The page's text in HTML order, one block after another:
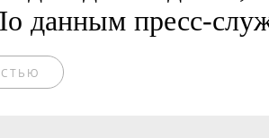
данным пресс-